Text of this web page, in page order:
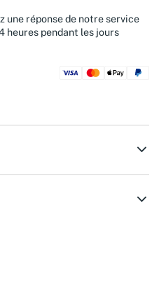
une réponse de notre service
heures pendant les jours